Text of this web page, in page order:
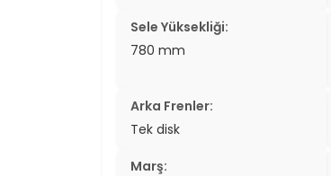
Sele Yüksekliği:
780 mm
Arka Frenler:
Tek disk
Marş: